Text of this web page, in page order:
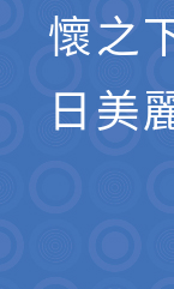
懷之
日美